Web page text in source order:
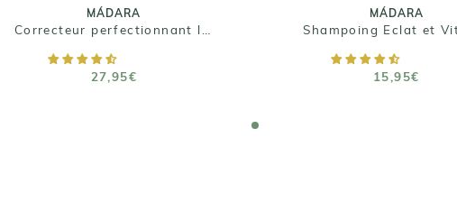
MÁDARA
27,95€
AJOUTER AU PANIER
MÁDARA
Shampoing Eclat et
15,95€
AJOUTER AU PANIER